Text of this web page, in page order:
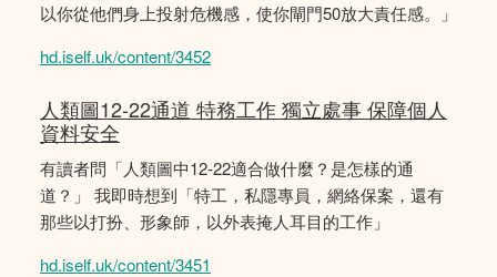
以你從他們身上投射危機感，使你閘門50放大責任感。」
hd.iself.uk/content/3452
人類圖12-22通道 特務工作 獨立處事 保障個人
資料安全
有讀者問「人類圖中12-22適合做什麼？是怎樣的通
道？」 我即時想到「特工，私隱專員，網絡保案，還有
那些以打扮、形象師，以外表掩人耳目的工作」
hd.iself.uk/content/3451